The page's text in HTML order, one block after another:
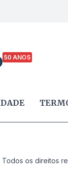
50 ANOS
os direitos